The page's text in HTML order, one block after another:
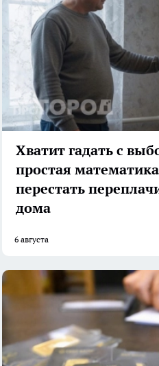
Хватит гадать с
простая
перестать
дома
6 августа